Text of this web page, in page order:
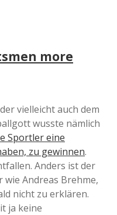
more
vielleicht auch dem
wusste nämlich
Sportler eine
zu gewinnen.
Anders ist der
Andreas Brehme,
nicht zu erklären.
ja keine